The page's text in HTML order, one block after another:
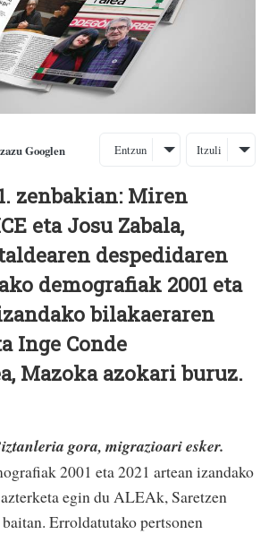
Googlen Entzun Itzuli
zenbakian: Miren
eta Josu Zabala,
despedidaren
demografiak 2001 eta
bilakaeraren
Inge Conde
Mazoka azokari buruz.
gora, migrazioari esker.
2001 eta 2021 artean izandako
egin du ALEAk, Saretzen
Erroldatutako pertsonen